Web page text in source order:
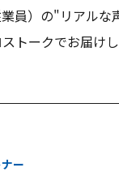
人財育成
社内イベ
員）の"リアルな
トークでお届けし
ー